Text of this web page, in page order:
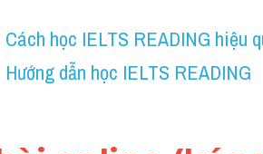
Cách học IELTS READING hiệu
Hướng dẫn học IELTS READING